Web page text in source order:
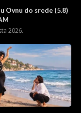
Ovnu do srede (5.8)
2026.